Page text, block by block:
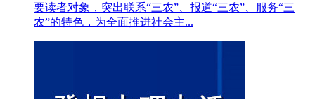
要读者对象，突出联系“三农”、报道“三农”、服务“三
农”的特色，为全面推进社会主...